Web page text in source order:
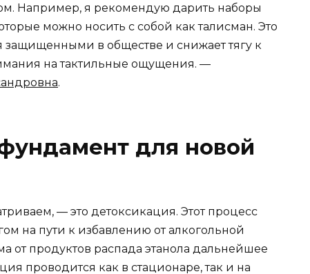
Например, я рекомендую дарить наборы
можно носить с собой как талисман. Это
защищенными в обществе и снижает тягу к
на тактильные ощущения. —
.
для новой
— это детоксикация. Этот процесс
на пути к избавлению от алкогольной
от продуктов распада этанола дальнейшее
проводится как в стационаре, так и на